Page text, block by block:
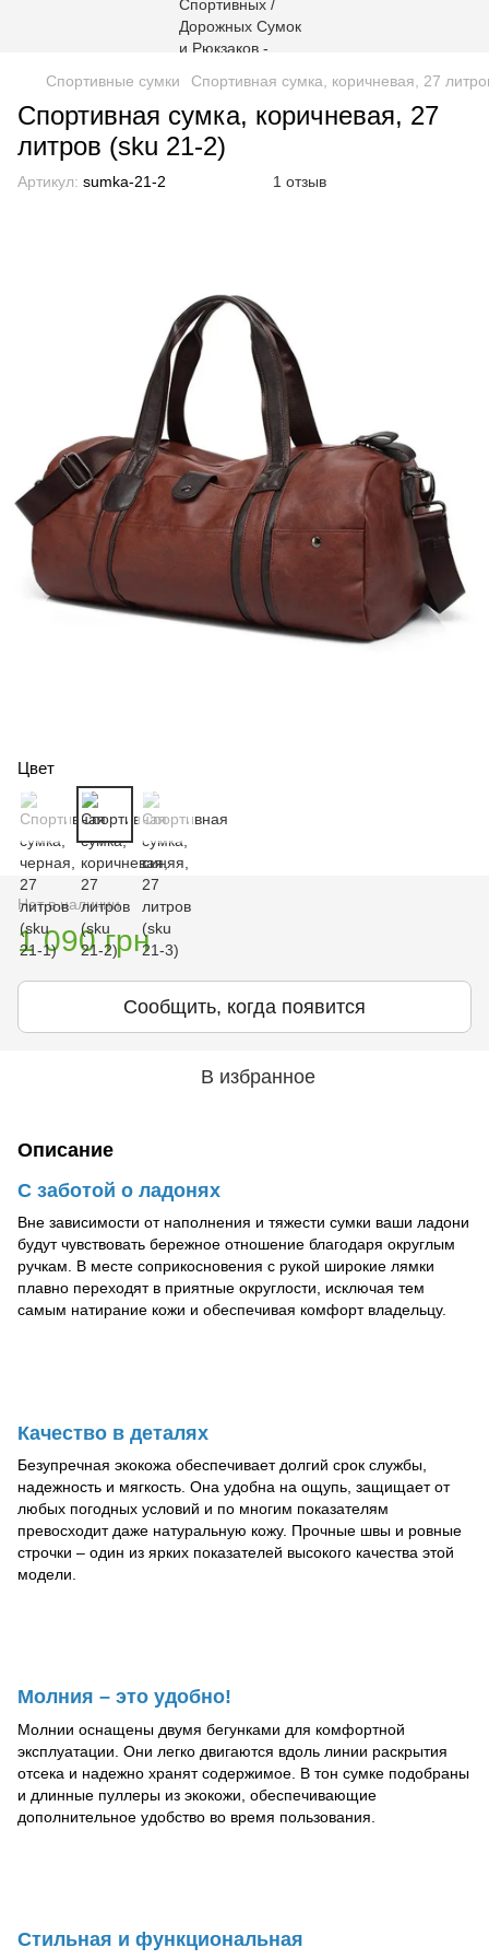
Спортивные сумки Спортивная сумка, коричневая, 27
Спортивная сумка, коричневая, 27
литров (sku 21-2)
Артикул: sumka-21-2 1 отзыв
Цвет
Нет в наличии
1 090 грн
Сообщить, когда появится
В избранное
Описание
С заботой о ладонях
Вне зависимости от наполнения и тяжести сумки ваши ладони
будут чувствовать бережное отношение благодаря округлым
ручкам. В месте соприкосновения с рукой широкие лямки
плавно переходят в приятные округлости, исключая тем
самым натирание кожи и обеспечивая комфорт владельцу.
Качество в деталях
Безупречная экокожа обеспечивает долгий срок службы,
надежность и мягкость. Она удобна на ощупь, защищает от
любых погодных условий и по многим показателям
превосходит даже натуральную кожу. Прочные швы и ровные
строчки – один из ярких показателей высокого качества этой
модели.
Молния – это удобно!
Молнии оснащены двумя бегунками для комфортной
эксплуатации. Они легко двигаются вдоль линии раскрытия
отсека и надежно хранят содержимое. В тон сумке подобраны
и длинные пуллеры из экокожи, обеспечивающие
дополнительное удобство во время пользования.
Стильная и функциональная